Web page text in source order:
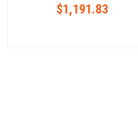
$1,191.83